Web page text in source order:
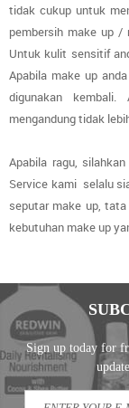
tidak cukup untuk
pembersih make up /
Untuk kulit sensitif
Apabila make up
digunakan
mengandung tidak
Apabila ragu,
Service kami selalu
seputar make up,
kebutuhan make up
Sign up today for